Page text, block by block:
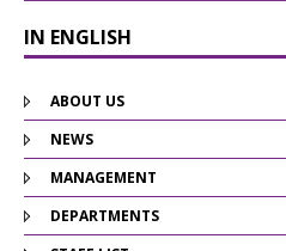
IN ENGLISH
ABOUT US
NEWS
MANAGEMENT
DEPARTMENTS